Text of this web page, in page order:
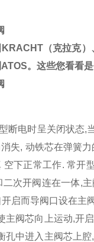
（克拉克
。这些您看看
断电时呈关闭状态
失, 动铁芯在弹簧
下正常工作. 常开
次开阀连在一体,
启而导阀口设在
阀芯向上运动,开
中进入主阀芯上